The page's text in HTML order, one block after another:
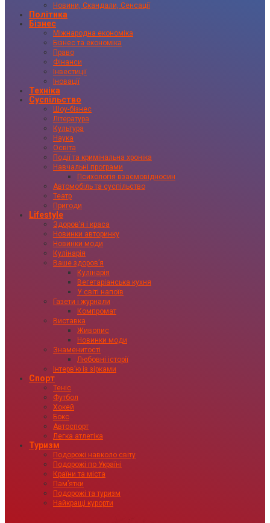
Новини, Скандали, Сенсації
Політика
Бізнес
Міжнародна економіка
Бізнес та економіка
Право
Фінанси
Інвестиції
Іновації
Техніка
Суспільство
Шоу-бізнес
Література
Культура
Наука
Освіта
Події та кримінальна хроніка
Навчальні програми
Психологія взаємовідносин
Автомобіль та суспільство
Театр
Пригоди
Lifestyle
Здоровʼя і краса
Новинки авторинку
Новинки моди
Кулінарія
Ваше здоровʼя
Кулінарія
Вегетаріанська кухня
У світі напоїв
Газети і журнали
Компромат
Виставка
Живопис
Новинки моди
Знаменитості
Любовні історії
Інтервʼю із зірками
Спорт
Теніс
Футбол
Хокей
Бокс
Автоспорт
Легка атлетіка
Туризм
Подорожі навколо світу
Подорожі по Україні
Країни та міста
Пам’ятки
Подорожі та туризм
Найкращі курорти